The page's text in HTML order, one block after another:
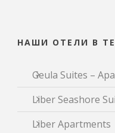
НАШИ ОТЕЛИ В
Geula Suites –
Liber Seashore
Liber Apartments